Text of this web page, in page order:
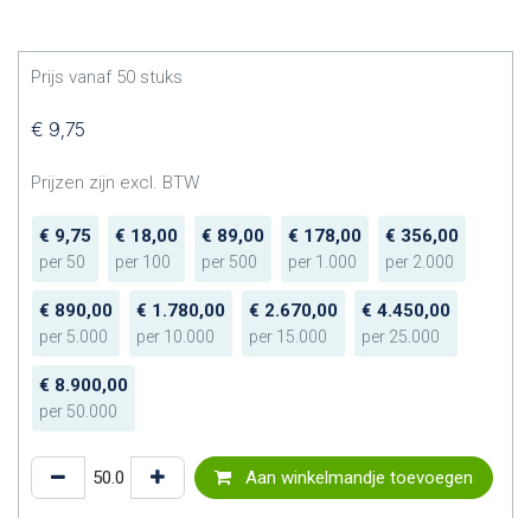
Prijs vanaf 50 stuks
€ 9,75
Prijzen zijn excl. BTW
€ 9,75
per 50
€ 18,00
per 100
€ 89,00
per 500
€ 178,00
per 1.000
€ 356,00
per 2.000
€ 890,00
per 5.000
€ 1.780,00
per 10.000
€ 2.670,00
per 15.000
€ 4.450,00
per 25.000
€ 8.900,00
per 50.000
Aan winkelmandje toevoegen